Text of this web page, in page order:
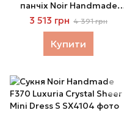
панчіх Noir Handmade
F368 Bombshell Fierce
Corset-belt Red XL
3 513 грн 4 391 грн
Купити